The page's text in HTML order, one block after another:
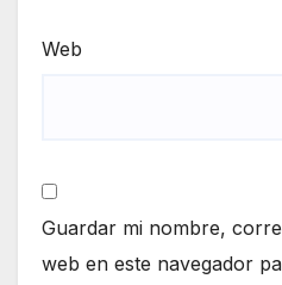
Web
Guardar mi nombre,
web en este navegador